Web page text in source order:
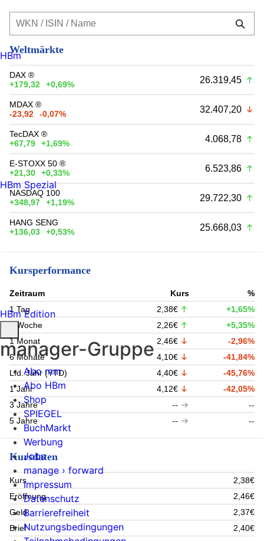
Weltmärkte
DAX ®
+179,32
+0,69% 26.319,45
MDAX ®
-23,92
-0,07% 32.407,20
TecDAX ®
+67,79
+1,69% 4.068,78
E-STOXX 50 ®
+21,30
+0,33% 6.523,86
NASDAQ 100
+348,97
+1,19% 29.722,30
HANG SENG
+136,03
+0,53% 25.668,03
Kursperformance
Zeitraum Kurs
%
1 Tag
2,38€
+1,65%
1 Woche
2,26€
+5,35%
1 Monat
2,46€
-2,96%
6 Monate
4,10€
-41,84%
Lfd. Jahr (YTD)
4,40€
-45,76%
1 Jahr
4,12€
-42,05%
3 Jahre
--
--
5 Jahre
-- --
Kursdaten
Kurs
2,38€
Eröffnung
2,46€
Geld
2,37€
Brief
2,40€
HBm
HBm Spezial
HBm Edition
manager-Gruppe
Abo mm
Abo HBm
Shop
SPIEGEL
BuchMarkt
Werbung
Jobs
manage › forward
Impressum
Datenschutz
Barrierefreiheit
Nutzungsbedingungen